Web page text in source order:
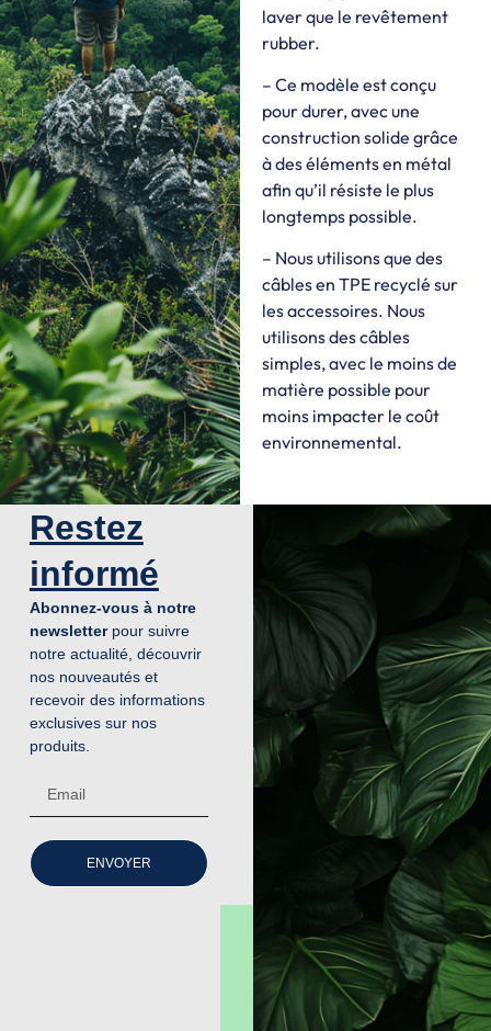
laver que le revêtement
rubber.
– Ce modèle est conçu
pour durer, avec une
construction solide grâce
à des éléments en métal
afin qu’il résiste le plus
longtemps possible.
– Nous utilisons que des
câbles en TPE recyclé sur
les accessoires. Nous
utilisons des câbles
simples, avec le moins de
matière possible pour
moins impacter le coût
environnemental.
Restez
informé
Abonnez-vous à notre
newsletterpour suivre
notre actualité, découvrir
nos nouveautés et
recevoir des informations
exclusives sur nos
produits.
ENVOYER